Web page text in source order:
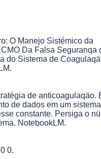
O Manejo Sistémico da
Da Falsa Seguranqa
do Sistema de
de anticoagulaqäo.
de dados em um
constante. Persiga o
NotebookLM.
0.